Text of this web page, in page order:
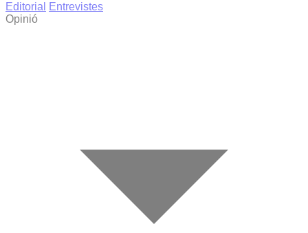
Editorial
Entrevistes
Opinió